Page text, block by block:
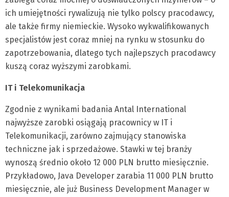
ich umiejętności rywalizują nie tylko polscy pracodawcy,
ale także firmy niemieckie. Wysoko wykwalifikowanych
specjalistów jest coraz mniej na rynku w stosunku do
zapotrzebowania, dlatego tych najlepszych pracodawcy
kuszą coraz wyższymi zarobkami.
IT i Telekomunikacja
Zgodnie z wynikami badania Antal International
najwyższe zarobki osiągają pracownicy w IT i
Telekomunikacji, zarówno zajmujący stanowiska
techniczne jak i sprzedażowe. Stawki w tej branży
wynoszą średnio około 12 000 PLN brutto miesięcznie.
Przykładowo, Java Developer zarabia 11 000 PLN brutto
miesięcznie, ale już Business Development Manager w